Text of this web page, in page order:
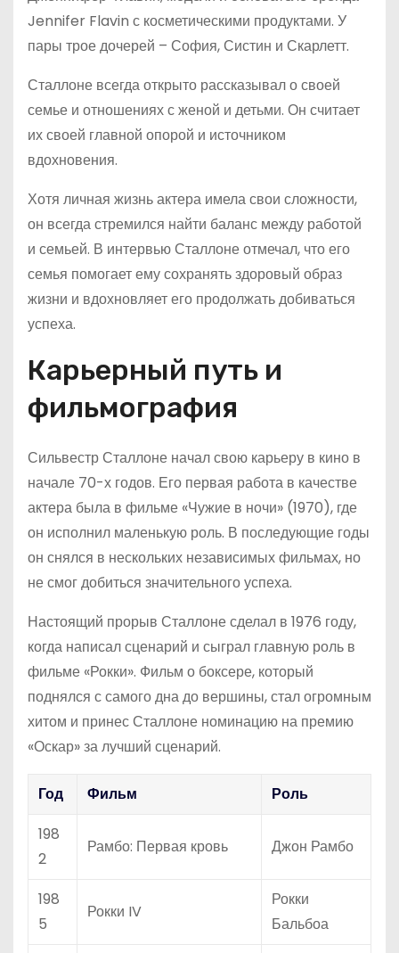
Jennifer Flavin с косметическими продуктами. У
пары трое дочерей – София, Систин и Скарлетт.
Сталлоне всегда открыто рассказывал о своей
семье и отношениях с женой и детьми. Он считает
их своей главной опорой и источником
вдохновения.
Хотя личная жизнь актера имела свои сложности,
он всегда стремился найти баланс между работой
и семьей. В интервью Сталлоне отмечал, что его
семья помогает ему сохранять здоровый образ
жизни и вдохновляет его продолжать добиваться
успеха.
Карьерный путь и
фильмография
Сильвестр Сталлоне начал свою карьеру в кино в
начале 70-х годов. Его первая работа в качестве
актера была в фильме «Чужие в ночи» (1970), где
он исполнил маленькую роль. В последующие годы
он снялся в нескольких независимых фильмах, но
не смог добиться значительного успеха.
Настоящий прорыв Сталлоне сделал в 1976 году,
когда написал сценарий и сыграл главную роль в
фильме «Рокки». Фильм о боксере, который
поднялся с самого дна до вершины, стал огромным
хитом и принес Сталлоне номинацию на премию
«Оскар» за лучший сценарий.
Год Фильм
Роль
198
2
Рамбо: Первая кровь Джон Рамбо
198
5
Рокки IV
Рокки
Бальбоа